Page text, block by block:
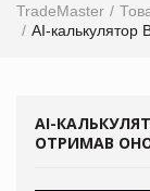
TradeMaster
AI-калькулятор
AI-
ОТРИМАВ